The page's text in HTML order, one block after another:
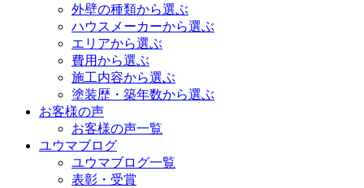
外壁の種類から選ぶ
ハウスメーカーから選ぶ
エリアから選ぶ
費用から選ぶ
施工内容から選ぶ
塗装歴・築年数から選ぶ
お客様の声
お客様の声一覧
ユウマブログ
ユウマブログ一覧
表彰・受賞